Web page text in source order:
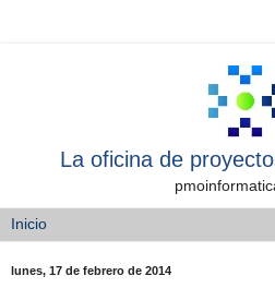
La oficina de
lunes, 17 de febrero de 2014